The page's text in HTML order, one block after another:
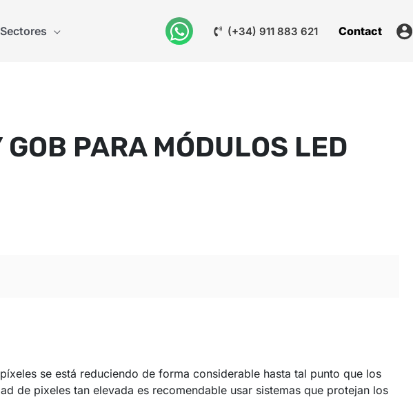
Sectores (+34) 911 883 621 Contact
PARA MÓDULOS LED
se está reduciendo de forma considerable hasta tal punto que los
de pixeles tan elevada es recomendable usar sistemas que protejan los